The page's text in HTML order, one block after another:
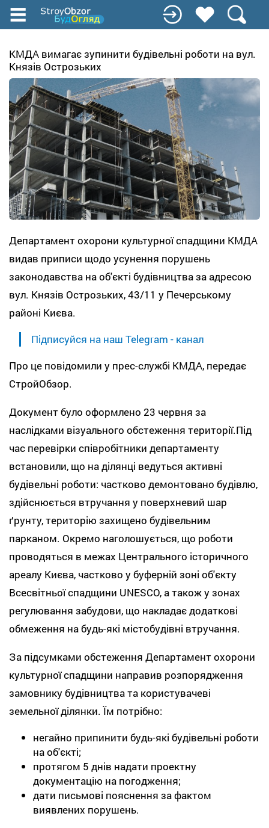
Перейти
до
вмісту
КМДА вимагає зупинити будівельні роботи на вул.
Князів Острозьких
Департамент охорони культурної спадщини КМДА
видав приписи щодо усунення порушень
законодавства на об'єкті будівництва за адресою
вул. Князів Острозьких, 43/11 у Печерському
районі Києва.
Підписуйся на наш Telegram - канал
Про це повідомили у прес-службі КМДА, передає
СтройОбзор.
Документ було оформлено 23 червня за
наслідками візуального обстеження території.Під
час перевірки співробітники департаменту
встановили, що на ділянці ведуться активні
будівельні роботи: частково демонтовано будівлю,
здійснюється втручання у поверхневий шар
ґрунту, територію захищено будівельним
парканом. Окремо наголошується, що роботи
проводяться в межах Центрального історичного
ареалу Києва, частково у буферній зоні об'єкту
Всесвітньої спадщини UNESCO, а також у зонах
регулювання забудови, що накладає додаткові
обмеження на будь-які містобудівні втручання.
За підсумками обстеження Департамент охорони
культурної спадщини направив розпорядження
замовнику будівництва та користувачеві
земельної ділянки. Їм потрібно:
негайно припинити будь-які будівельні роботи
на об'єкті;
протягом 5 днів надати проектну
документацію на погодження;
дати письмові пояснення за фактом
виявлених порушень.